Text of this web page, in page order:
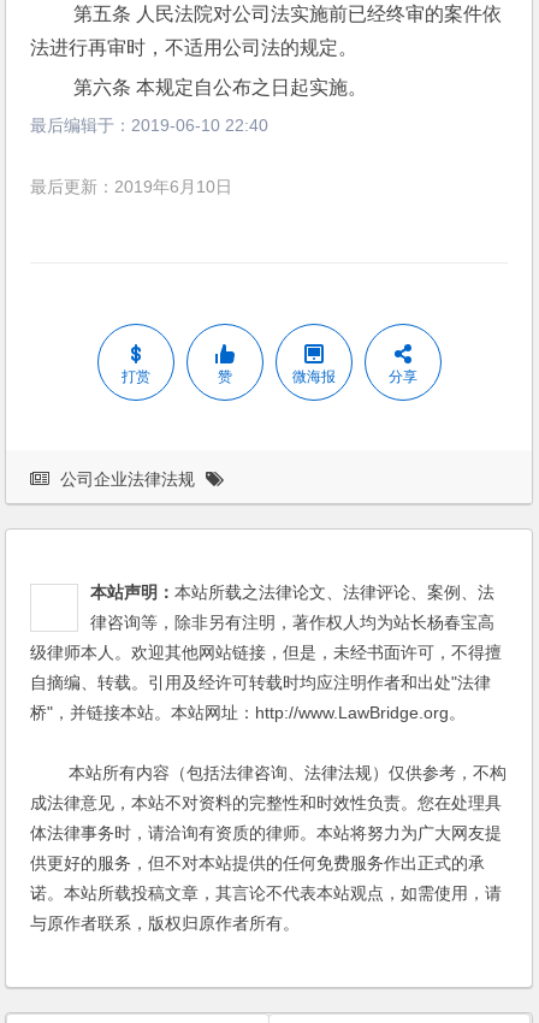
第五条 人民法院对公司法实施前已经终审的案件依
法进行再审时，不适用公司法的规定。
第六条 本规定自公布之日起实施。
最后编辑于： 2019-06-10 22:40
最后更新：2019年6月10日
打赏 赞 微海报 分享
公司企业法律法规
本站声明：本站所载之法律论文、法律评论、案例、法
律咨询等，除非另有注明，著作权人均为站长杨春宝高
级律师本人。欢迎其他网站链接，但是，未经书面许可，不得擅
自摘编、转载。引用及经许可转载时均应注明作者和出处"法律
桥"，并链接本站。本站网址：http://www.LawBridge.org。
本站所有内容（包括法律咨询、法律法规）仅供参考，不构
成法律意见，本站不对资料的完整性和时效性负责。您在处理具
体法律事务时，请洽询有资质的律师。本站将努力为广大网友提
供更好的服务，但不对本站提供的任何免费服务作出正式的承
诺。本站所载投稿文章，其言论不代表本站观点，如需使用，请
与原作者联系，版权归原作者所有。